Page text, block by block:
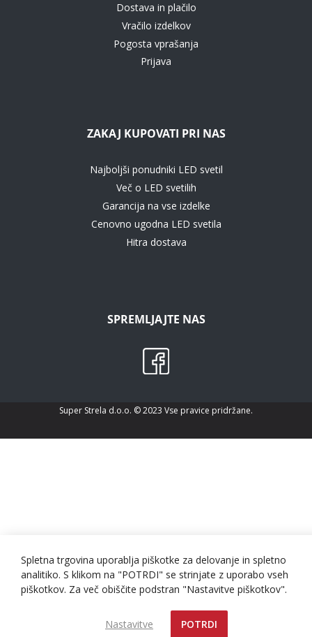
Dostava in plačilo
Vračilo izdelkov
Pogosta vprašanja
Prijava
ZAKAJ KUPOVATI PRI NAS
Najboljši ponudniki LED svetil
Več o LED svetilih
Garancija na vse izdelke
Cenovno ugodna LED svetila
Hitra dostava
SPREMLJAJTE NAS
Super Strela d.o.o. © 2023 Vse pravice pridržane.
Spletna trgovina uporablja piškotke za delovanje in spletno
analitiko. S klikom na "POTRDI" se strinjate z uporabo vseh
piškotkov. Za več obiščite podstran "Nastavitve piškotkov".
Nastavitve POTRDI